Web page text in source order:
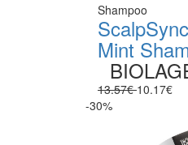
Shampoo
Mint
13.57€10.17€
-30%